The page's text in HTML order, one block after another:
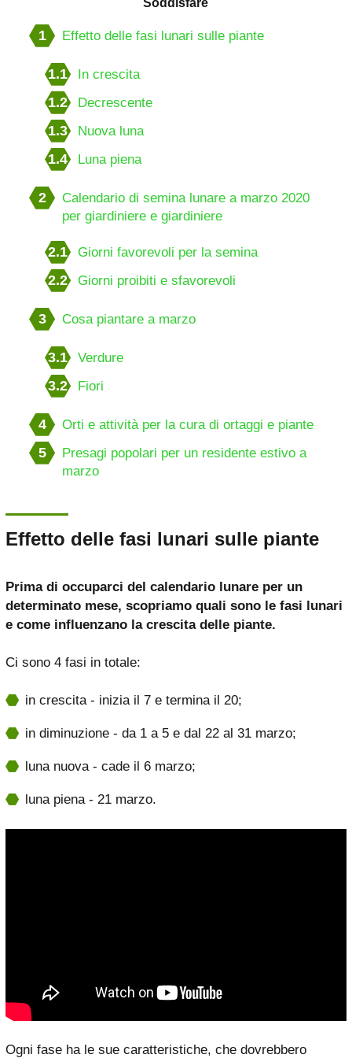
1 Effetto delle fasi lunari sulle piante
1.1 In crescita
1.2 Decrescente
1.3 Nuova luna
1.4 Luna piena
2
Calendario di semina lunare a marzo 2020
per giardiniere e giardiniere
2.1 Giorni favorevoli per la semina
2.2 Giorni proibiti e sfavorevoli
3 Cosa piantare a marzo
3.1 Verdure
3.2 Fiori
4 Orti e attività per la cura di ortaggi e piante
5
Presagi popolari per un residente estivo a
marzo
Effetto delle fasi lunari sulle piante
Prima di occuparci del calendario lunare per un
determinato mese, scopriamo quali sono le fasi lunari
e come influenzano la crescita delle piante.
Ci sono 4 fasi in totale:
in crescita - inizia il 7 e termina il 20;
in diminuzione - da 1 a 5 e dal 22 al 31 marzo;
luna nuova - cade il 6 marzo;
luna piena - 21 marzo.
Ogni fase ha le sue caratteristiche, che dovrebbero